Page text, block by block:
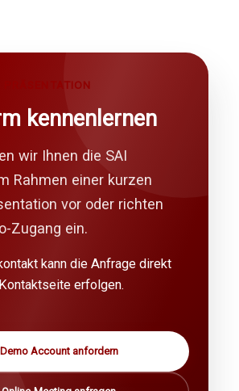
PRÄSENTATION
kennenlernen
wir Ihnen die SAI
Rahmen einer kurzen
vor oder richten
Zugang ein.
kann die Anfrage direkt
erfolgen.
Demo Account anfordern